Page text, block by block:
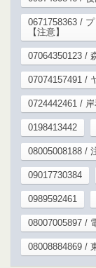
0671758363 /
【注意】
07064350123 /
07074157491 /
0724442461 /
0198413442
08005008188 /
09017730384
0989592461
08007005897 /
08008884869 /